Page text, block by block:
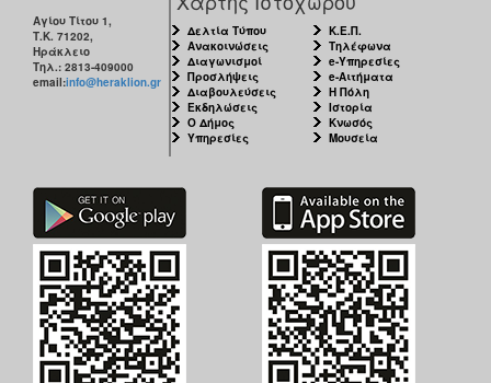
Αγίου Τίτου 1,
Τ.Κ. 71202,
Ηράκλειο
Τηλ.: 2813-409000
email:info@heraklion.gr
Δελτία Τύπου
Ανακοινώσεις
Διαγωνισμοί
Προσλήψεις
Διαβουλεύσεις
Εκδηλώσεις
Ο Δήμος
Υπηρεσίες
Κ.Ε.Π.
Τηλέφωνα
e-Υπηρεσίες
e-Αιτήματα
Η Πόλη
Ιστορία
Κνωσός
Μουσεία